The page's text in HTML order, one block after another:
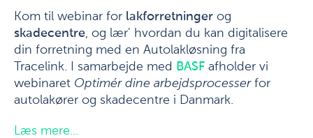
Kom til webinar for lakforretninger og
skadecentre, og lær' hvordan du kan digitalisere
din forretning med en Autolakløsning fra
Tracelink. I samarbejde med
BASF afholder vi
webinaret Optimér dine arbejdsprocesserfor
autolakører og skadecentre i Danmark.
Læs mere...